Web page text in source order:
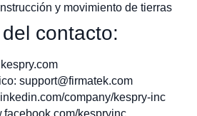
y movimiento de tierras
contacto:
support@firmatek.com
company/kespry-inc
kespryinc